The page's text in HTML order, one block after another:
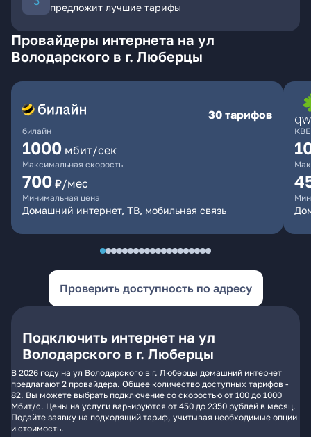
предложит лучшие тарифы
Провайдеры интернета на ул
Володарского в г. Люберцы
билайн
30 тарифов
1000 мбит/сек
Максимальная скорость
700 ₽/мес
Минимальная цена
Домашний интернет, ТВ, мобильная связь
Проверить доступность по адресу
Подключить интернет на ул
Володарского в г. Люберцы
В 2026 году на ул Володарского в г. Люберцы домашний интернет
предлагают 2 провайдера. Общее количество доступных тарифов -
82. Вы можете выбрать подключение со скоростью от 100 до 1000
Мбит/с. Цены на услуги варьируются от 450 до 2350 рублей в месяц.
Подайте заявку на подходящий тариф, учитывая необходимые опции
и стоимость.